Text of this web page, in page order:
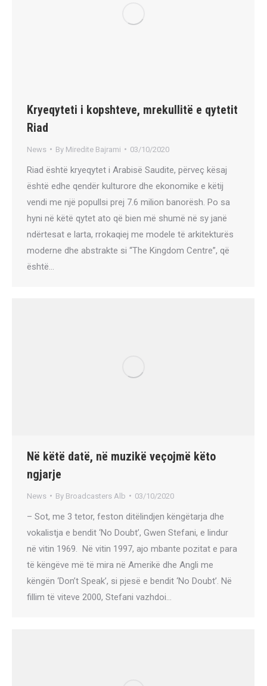
Kryeqyteti i kopshteve, mrekullitë e qytetit
Riad
News By Miredite Bajrami 03/10/2020
Riad është kryeqytet i Arabisë Saudite, përveç kësaj
është edhe qendër kulturore dhe ekonomike e këtij
vendi me një popullsi prej 7.6 milion banorësh. Po sa
hyni në këtë qytet ato që bien më shumë në sy janë
ndërtesat e larta, rrokaqiej me modele të arkitekturës
moderne dhe abstrakte si “The Kingdom Centre”, që
është…
Në këtë datë, në muzikë veçojmë këto
ngjarje
News By Broadcasters Alb 03/10/2020
– Sot, me 3 tetor, feston ditëlindjen këngëtarja dhe
vokalistja e bendit ‘No Doubt’, Gwen Stefani, e lindur
në vitin 1969. Në vitin 1997, ajo mbante pozitat e para
të këngëve më të mira në Amerikë dhe Angli me
këngën ‘Don’t Speak’, si pjesë e bendit ‘No Doubt’. Në
fillim të viteve 2000, Stefani vazhdoi…